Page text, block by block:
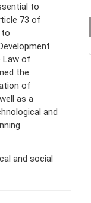
to
73 of
to
Law of
the
of
as a
and
and social